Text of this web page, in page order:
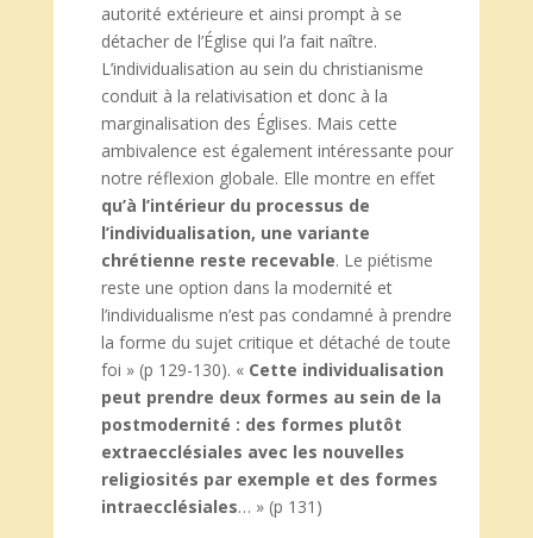
autorité extérieure et ainsi prompt à se
détacher de l’Église qui l’a fait naître.
L’individualisation au sein du christianisme
conduit à la relativisation et donc à la
marginalisation des Églises. Mais cette
ambivalence est également intéressante pour
notre réflexion globale. Elle montre en effet
qu’à l’intérieur du processus de
l’individualisation, une variante
chrétienne reste recevable. Le piétisme
reste une option dans la modernité et
l’individualisme n’est pas condamné à prendre
la forme du sujet critique et détaché de toute
foi » (p 129-130). « Cette individualisation
peut prendre deux formes au sein de la
postmodernité : des formes plutôt
extraecclésiales avec les nouvelles
religiosités par exemple et des formes
intraecclésiales… » (p 131)